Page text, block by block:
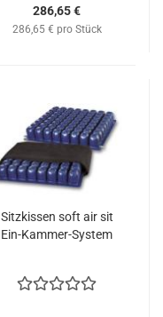
286,65 €
286,65 € pro Stück
Sitzkissen soft air sit
Ein-Kammer-System